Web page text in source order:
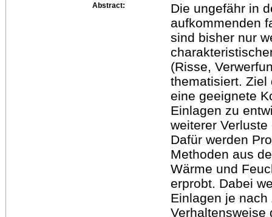
Abstract:
Die ungefähr in
aufkommenden
sind bisher nur
(Risse,
thematisiert. Ziel
eine geeignete
Einlagen zu
weiterer
Dafür werden
Methoden aus
Wärme und
erprobt. Dabei
Einlagen je
Verhaltensweise